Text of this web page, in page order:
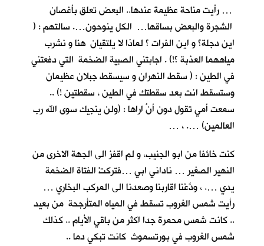
… رأيت مناحة عظيمة عندها.. البعض تعلق بأغصان
الشجرة والبعض بساقها… الكل ينوحون…. سالتهم : (
اين دجلة؟ و اين الفرات ؟ لماذا لا يلتقيان هنا و نشرب
مياههما العذبة ؟!) . اجابتني الصبية الضخمة التي دفعتني
في الطين : ( سقط النهران و سيسقط جبلان عظيمان
وستسقط انت بعد سقطتك في الطين ، سقطتين !) ..
سمعت أمي تقول دون أنْ اراها : (ولن ينجيك سوى الله رب
العالمين) …. ، …
كنت خائفا من ابو الجنيب، و لم اقفز الى الجهة الاخرى من
النهير الصغير … ناداني ابي …فتركتْ الفتاة الضخمة
يدي …. ، ودَّعْنا اقاربنا وصعدنا الى المركب البخاري …
رأيت شمس الغروب تسقط في المياه المتأرجحة من بعيد
.. كانت شمس محمرة جدا اكثر من باقي الأيام .. كذلك
شمس الغروب في بورتسموث كانت تبكي دما ..